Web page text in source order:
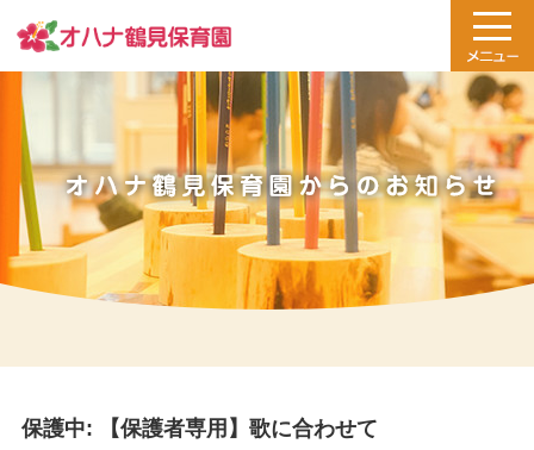
保護中: 【保護者専用】歌に合わせて